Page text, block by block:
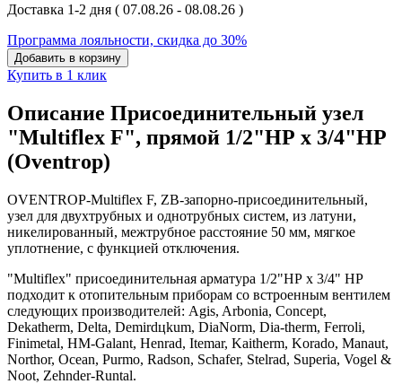
Доставка 1-2 дня ( 07.08.26 - 08.08.26 )
Программа лояльности, скидка до 30%
Добавить в корзину
Купить в 1 клик
Описание Присоединительный узел
"Multiflex F", прямой 1/2"НР x 3/4"НР
(Oventrop)
OVENTROP-Multiflex F, ZB-запорно-присоединительный,
узел для двухтрубных и однотрубных сиcтем, из латуни,
никелированный, межтрубное расстояние 50 мм, мягкое
уплотнение, с функцией отключения.
"Multiflex" присоединительная арматура 1/2"НР x 3/4" НР
подходит к отопительным приборам со встроенным вентилем
следующих производителей: Agis, Arbonia, Concept,
Dekatherm, Delta, Demirdцkum, DiaNorm, Dia-therm, Ferroli,
Finimetal, HM-Galant, Henrad, Itemar, Kaitherm, Korado, Manaut,
Northor, Ocean, Purmo, Radson, Schаfer, Stelrad, Superia, Vogel &
Noot, Zehnder-Runtal.